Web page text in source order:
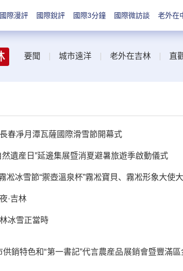
國際漫評 國際銳評 國際3分鐘 國際微訪談 老外在
要聞 城市遠洋 老外在吉林 直
春凈月潭瓦薩國際滑雪節開幕式
然遺産日”延邊集展暨消夏避暑旅遊季啟動儀式
凇冰雪節“禦壺溫泉杯”霧凇寶貝、霧凇形象大使
·吉林
冰雪正當時
供銷特色和“第一書記”代言農産品展銷會暨豐滿